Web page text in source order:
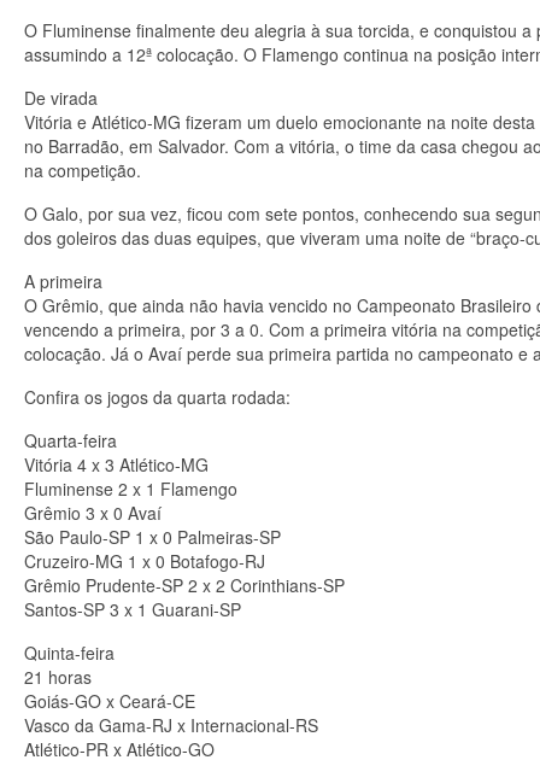
O Fluminense finalmente deu alegria à sua torcida, e conquistou
assumindo a 12ª colocação. O Flamengo continua na posição
De virada
Vitória e Atlético-MG fizeram um duelo emocionante na noite
no Barradão, em Salvador. Com a vitória, o time da casa chegou
na competição.
O Galo, por sua vez, ficou com sete pontos, conhecendo sua
dos goleiros das duas equipes, que viveram uma noite de
A primeira
O Grêmio, que ainda não havia vencido no Campeonato
vencendo a primeira, por 3 a 0. Com a primeira vitória na
colocação. Já o Avaí perde sua primeira partida no campeonato
Confira os jogos da quarta rodada:
Quarta-feira
Vitória 4 x 3 Atlético-MG
Fluminense 2 x 1 Flamengo
Grêmio 3 x 0 Avaí
São Paulo-SP 1 x 0 Palmeiras-SP
Cruzeiro-MG 1 x 0 Botafogo-RJ
Grêmio Prudente-SP 2 x 2 Corinthians-SP
Santos-SP 3 x 1 Guarani-SP
Quinta-feira
21 horas
Goiás-GO x Ceará-CE
Vasco da Gama-RJ x Internacional-RS
Atlético-PR x Atlético-GO